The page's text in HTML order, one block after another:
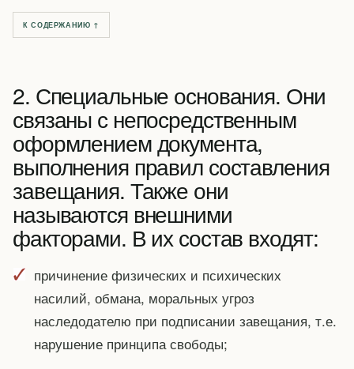
К СОДЕРЖАНИЮ ↑
2. Специальные основания. Они
связаны с непосредственным
оформлением документа,
выполнения правил составления
завещания. Также они
называются внешними
факторами. В их состав входят:
причинение физических и психических
насилий, обмана, моральных угроз
наследодателю при подписании завещания, т.е.
нарушение принципа свободы;